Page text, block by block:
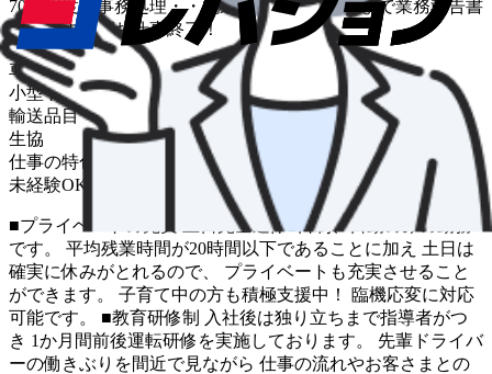
70件程度・事務処理・・配送は基本的に夕方まで業務報告書
を作成すればお仕事終了！
車種
小型トラック
輸送品目
生協
仕事の特色
未経験OK
■プライベートの充実 土日完全週休2日制、日勤のみの勤務
です。 平均残業時間が20時間以下であることに加え 土日は
確実に休みがとれるので、 プライベートも充実させること
ができます。 子育て中の方も積極支援中！ 臨機応変に対応
可能です。 ■教育研修制 入社後は独り立ちまで指導者がつ
き 1か月間前後運転研修を実施しております。 先輩ドライバ
ーの働きぶりを間近で見ながら 仕事の流れやお客さまとの